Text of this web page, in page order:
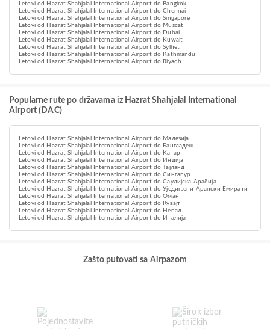
Letovi od Hazrat Shahjalal International Airport do Bangkok
Letovi od Hazrat Shahjalal International Airport do Chennai
Letovi od Hazrat Shahjalal International Airport do Singapore
Letovi od Hazrat Shahjalal International Airport do Muscat
Letovi od Hazrat Shahjalal International Airport do Dubai
Letovi od Hazrat Shahjalal International Airport do Kuwait
Letovi od Hazrat Shahjalal International Airport do Sylhet
Letovi od Hazrat Shahjalal International Airport do Kathmandu
Letovi od Hazrat Shahjalal International Airport do Riyadh
Popularne rute po državama iz Hazrat Shahjalal International
Airport (DAC)
Letovi od Hazrat Shahjalal International Airport do Малезија
Letovi od Hazrat Shahjalal International Airport do Бангладеш
Letovi od Hazrat Shahjalal International Airport do Катар
Letovi od Hazrat Shahjalal International Airport do Индија
Letovi od Hazrat Shahjalal International Airport do Тајланд
Letovi od Hazrat Shahjalal International Airport do Сингапур
Letovi od Hazrat Shahjalal International Airport do Саудијска Арабија
Letovi od Hazrat Shahjalal International Airport do Уједињени Арапски Емирати
Letovi od Hazrat Shahjalal International Airport do Оман
Letovi od Hazrat Shahjalal International Airport do Кувајт
Letovi od Hazrat Shahjalal International Airport do Непал
Letovi od Hazrat Shahjalal International Airport do Италија
Zašto putovati sa Airpazom